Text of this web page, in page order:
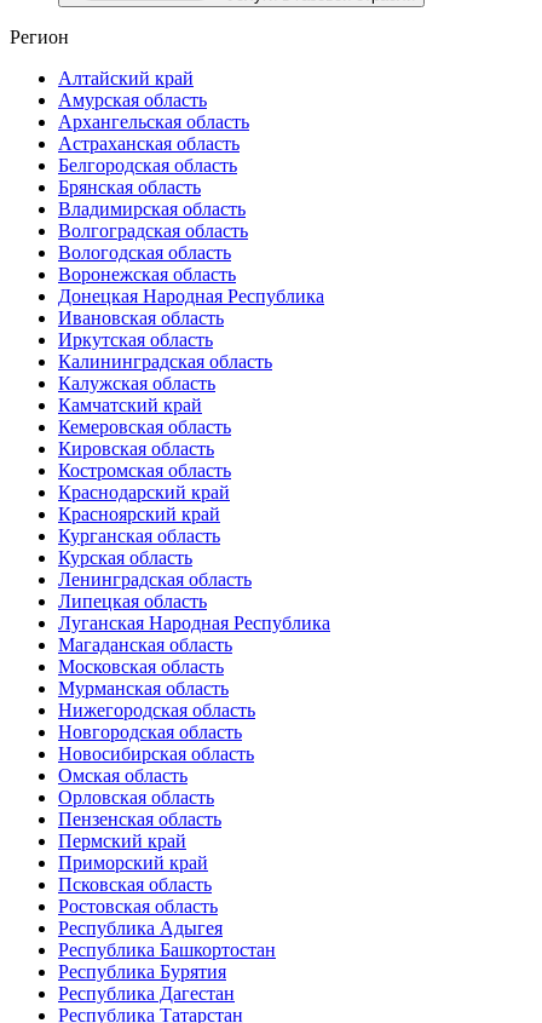
Регион
Алтайский край
Амурская область
Архангельская область
Астраханская область
Белгородская область
Брянская область
Владимирская область
Волгоградская область
Вологодская область
Воронежская область
Донецкая Народная Республика
Ивановская область
Иркутская область
Калининградская область
Калужская область
Камчатский край
Кемеровская область
Кировская область
Костромская область
Краснодарский край
Красноярский край
Курганская область
Курская область
Ленинградская область
Липецкая область
Луганская Народная Республика
Магаданская область
Московская область
Мурманская область
Нижегородская область
Новгородская область
Новосибирская область
Омская область
Орловская область
Пензенская область
Пермский край
Приморский край
Псковская область
Ростовская область
Республика Адыгея
Республика Башкортостан
Республика Бурятия
Республика Дагестан
Республика Татарстан